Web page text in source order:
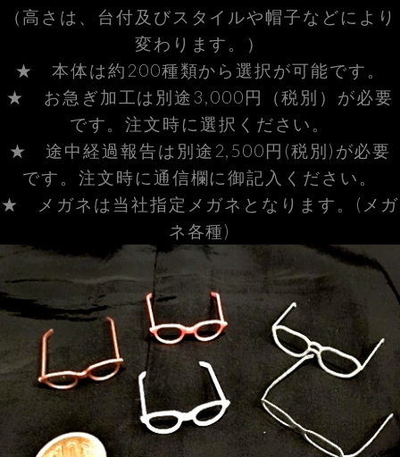
（高さは、台付及びスタイルや帽子などにより
変わります。）
★ 本体は約200種類から選択が可能です。
★ お急ぎ加工は別途3,000円（税別）が必要
です。注文時に選択ください。
★ 途中経過報告は別途2,500円(税別)が必要
です。注文時に通信欄に御記入ください。
★ メガネは当社指定メガネとなります。(メガ
ネ各種)